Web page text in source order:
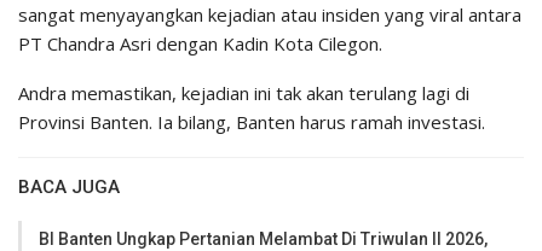
sangat menyayangkan kejadian atau insiden yang viral antara
PT Chandra Asri dengan Kadin Kota Cilegon.
Andra memastikan, kejadian ini tak akan terulang lagi di
Provinsi Banten. Ia bilang, Banten harus ramah investasi.
BACA JUGA
BI Banten Ungkap Pertanian Melambat Di Triwulan II 2026,